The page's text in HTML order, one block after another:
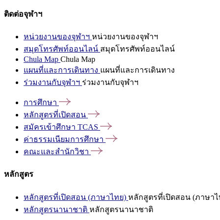
ติดต่อจุฬาฯ
หน่วยงานของจุฬาฯ หน่วยงานของจุฬาฯ
สมุดโทรศัพท์ออนไลน์ สมุดโทรศัพท์ออนไลน์
Chula Map Chula Map
แผนที่และการเดินทาง แผนที่และการเดินทาง
ร่วมงานกับจุฬาฯ ร่วมงานกับจุฬาฯ
การศึกษา
หลักสูตรที่เปิดสอน
สมัครเข้าศึกษา TCAS
ค่าธรรมเนียมการศึกษา
คณะและสำนักวิชา
หลักสูตร
หลักสูตรที่เปิดสอน (ภาษาไทย) หลักสูตรที่เปิดสอน (ภาษาไ
หลักสูตรนานาชาติ หลักสูตรนานาชาติ